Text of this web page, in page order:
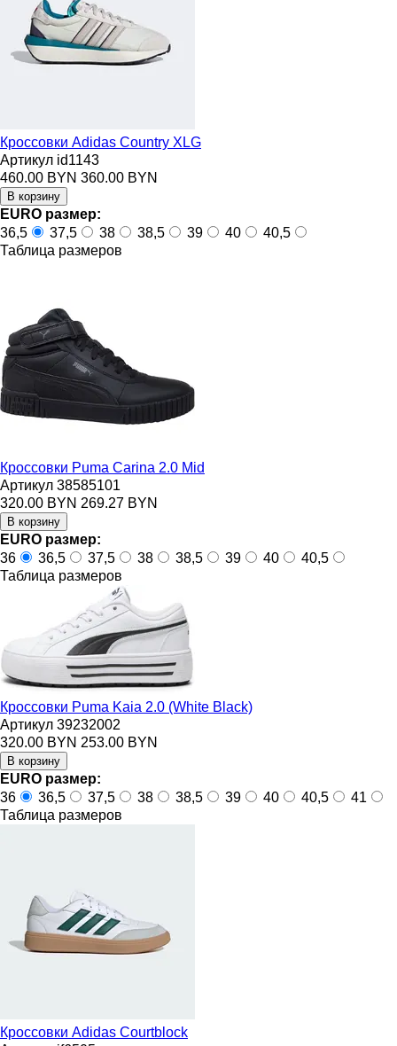
Кроссовки Adidas Country XLG
Артикул id1143
460.00 BYN 360.00 BYN
EURO размер:
36,5
37,5 38 38,5 39 40
40,5
Таблица размеров
Кроссовки Puma Carina 2.0 Mid
Артикул 38585101
320.00 BYN 269.27 BYN
EURO размер:
36
36,5 37,5 38 38,5 39 40
40,5
Таблица размеров
Кроссовки Puma Kaia 2.0 (White Black)
Артикул 39232002
320.00 BYN 253.00 BYN
EURO размер:
36
36,5 37,5 38 38,5 39 40 40,5
41
Таблица размеров
Кроссовки Adidas Courtblock